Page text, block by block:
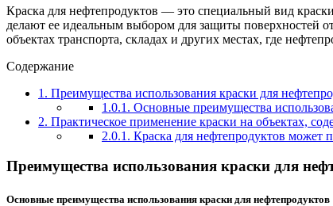
Краска для нефтепродуктов — это специальный вид
делают ее идеальным выбором для защиты поверхностей
объектах транспорта, складах и других местах, где
Содержание
1. Преимущества использования краски для
1.0.1. Основные преимущества
2. Практическое применение краски на объектах,
2.0.1. Краска для нефтепродуктов может
Преимущества использования краски для
Основные преимущества использования краски для нефтепродуктов